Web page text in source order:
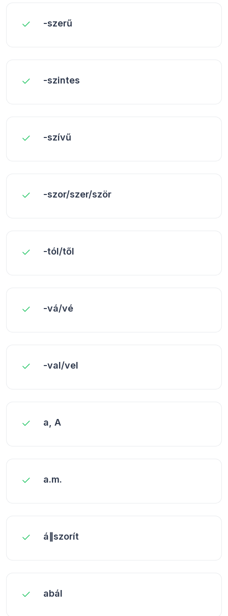
-szerű
-szintes
-szívű
-szor/szer/ször
-tól/től
-vá/vé
-val/vel
a, A
a.m.
á∥szorít
abál